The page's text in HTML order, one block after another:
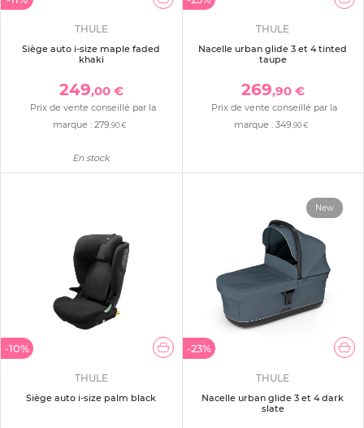
THULE
Siège auto i-size maple faded
khaki
249,00 €
Prix de vente conseillé par la
marque : 279,90 €
En stock
THULE
Nacelle urban glide 3 et 4 tinted
taupe
269,90 €
Prix de vente conseillé par la
marque : 349,90 €
-10%
THULE
Siège auto i-size palm black
-23%
New
THULE
Nacelle urban glide 3 et 4 dark
slate